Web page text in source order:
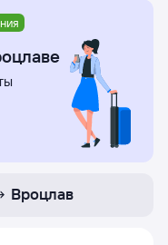
Вроцлав